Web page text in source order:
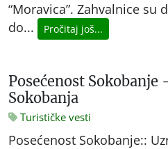
“Moravica”. Zahvalnice su
do...
Pročitaj još...
Posećenost Sokobanje
Sokobanja
Turističke vesti
Posećenost Sokobanje::